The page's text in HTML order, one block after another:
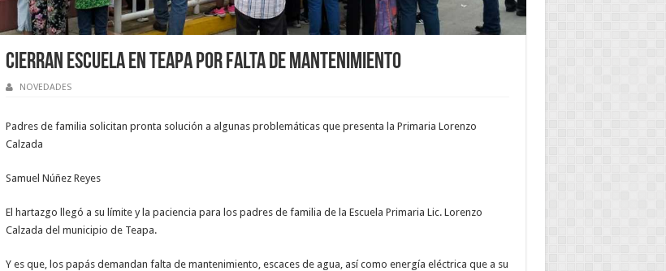
Cierran escuela en Teapa por falta de mantenimiento
NOVEDADES
Padres de familia solicitan pronta solución a algunas problemáticas que presenta la Primaria Lorenzo
Calzada
Samuel Núñez Reyes
El hartazgo llegó a su límite y la paciencia para los padres de familia de la Escuela Primaria Lic. Lorenzo
Calzada del municipio de Teapa.
Y es que, los papás demandan falta de mantenimiento, escaces de agua, así como energía eléctrica que a su